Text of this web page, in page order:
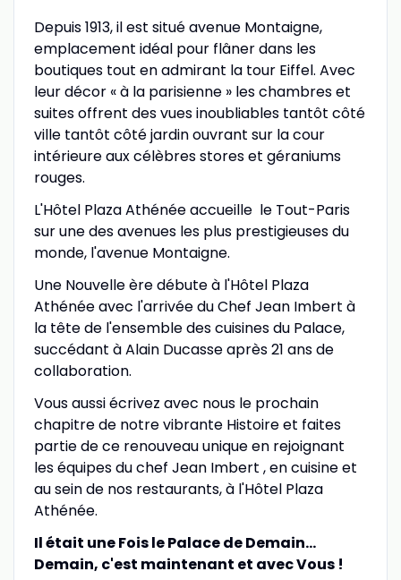
Depuis 1913, il est situé avenue Montaigne,
emplacement idéal pour flâner dans les
boutiques tout en admirant la tour Eiffel. Avec
leur décor « à la parisienne » les chambres et
suites offrent des vues inoubliables tantôt côté
ville tantôt côté jardin ouvrant sur la cour
intérieure aux célèbres stores et géraniums
rouges.
L'Hôtel Plaza Athénée accueille le Tout-Paris
sur une des avenues les plus prestigieuses du
monde, l'avenue Montaigne.
Une Nouvelle ère débute à l'Hôtel Plaza
Athénée avec l'arrivée du Chef Jean Imbert à
la tête de l'ensemble des cuisines du Palace,
succédant à Alain Ducasse après 21 ans de
collaboration.
Vous aussi écrivez avec nous le prochain
chapitre de notre vibrante Histoire et faites
partie de ce renouveau unique en rejoignant
les équipes du chef Jean Imbert , en cuisine et
au sein de nos restaurants, à l'Hôtel Plaza
Athénée.
Il était une Fois le Palace de Demain…
Demain, c'est maintenant et avec Vous !